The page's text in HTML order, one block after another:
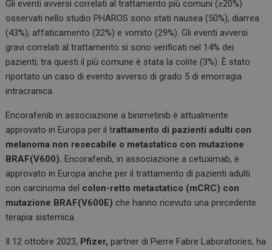
Gli eventi avversi correlati al trattamento più comuni (≥20%)
osservati nello studio PHAROS sono stati nausea (50%), diarrea
(43%), affaticamento (32%) e vomito (29%). Gli eventi avversi
gravi correlati al trattamento si sono verificati nel 14% dei
pazienti; tra questi il più comune è stata la colite (3%). È stato
riportato un caso di evento avverso di grado 5 di emorragia
intracranica.
Encorafenib in associazione a binimetinib è attualmente
approvato in Europa per il trattamento di pazienti adulti con
melanoma non resecabile o metastatico con mutazione
BRAF(V600). Encorafenib, in associazione a cetuximab, è
approvato in Europa anche per il trattamento di pazienti adulti
con carcinoma del colon-retto metastatico (mCRC) con
mutazione BRAF(V600E) che hanno ricevuto una precedente
terapia sistemica.
Il 12 ottobre 2023, Pfizer, partner di Pierre Fabre Laboratories, ha